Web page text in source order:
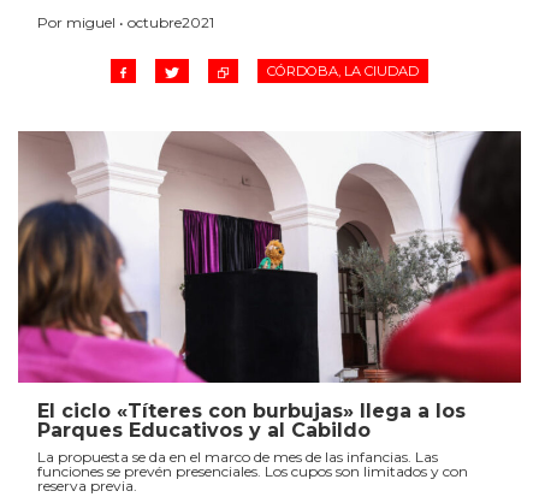
Por miguel • octubre2021
CÓRDOBA, LA CIUDAD
El ciclo «Títeres con burbujas» llega a los
Parques Educativos y al Cabildo
La propuesta se da en el marco de mes de las infancias. Las
funciones se prevén presenciales. Los cupos son limitados y con
reserva previa.